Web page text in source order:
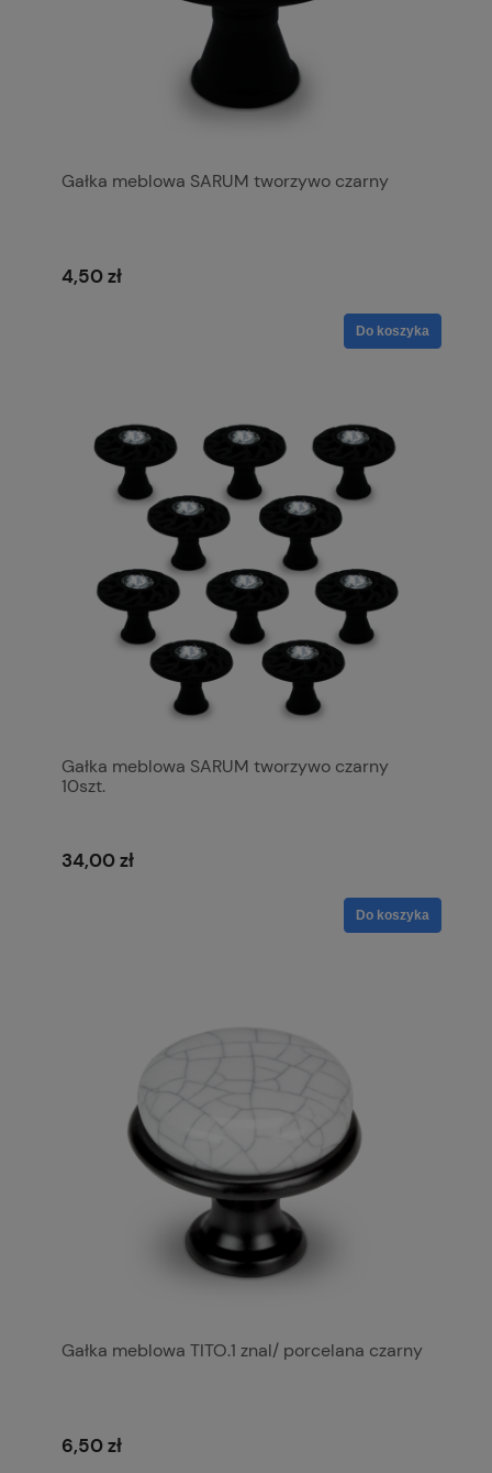
Gałka meblowa SARUM tworzywo czarny
4,50 zł
Do koszyka
Gałka meblowa SARUM tworzywo czarny
10szt.
34,00 zł
Do koszyka
Gałka meblowa TITO.1 znal/ porcelana czarny
6,50 zł